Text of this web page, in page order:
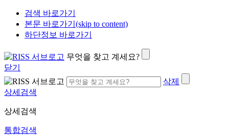
검색 바로가기
본문 바로가기(skip to content)
하단정보 바로가기
무엇을 찾고 계세요?
닫기
삭제
상세검색
상세검색
통합검색